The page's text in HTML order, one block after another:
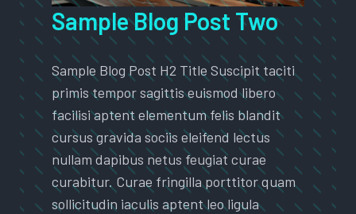
Sample Blog Post Two
Sample Blog Post H2 Title Suscipit taciti
primis tempor sagittis euismod libero
facilisi aptent elementum felis blandit
cursus gravida sociis eleifend lectus
nullam dapibus netus feugiat curae
curabitur. Curae fringilla porttitor quam
sollicitudin iaculis aptent leo ligula